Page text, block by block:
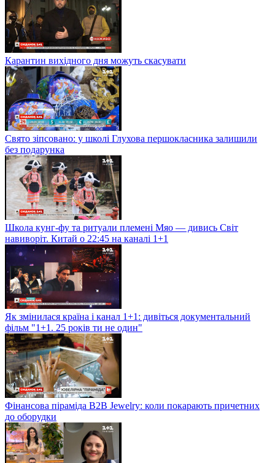
Карантин вихідного дня можуть скасувати
Свято зіпсовано: у школі Глухова першокласника залишили
без подарунка
Школа кунг-фу та ритуали племені Мяо — дивись Світ
навиворіт. Китай о 22:45 на каналі 1+1
Як змінилася країна і канал 1+1: дивіться документальний
фільм "1+1. 25 років ти не один"
Фінансова піраміда B2B Jewelry: коли покарають причетних
до оборудки